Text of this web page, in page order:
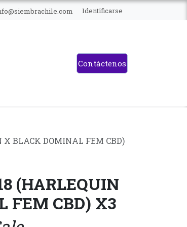
Identificarse
Contáctenos
X BLACK DOMINAL FEM CBD)
(HARLEQUIN
FEM CBD) X3